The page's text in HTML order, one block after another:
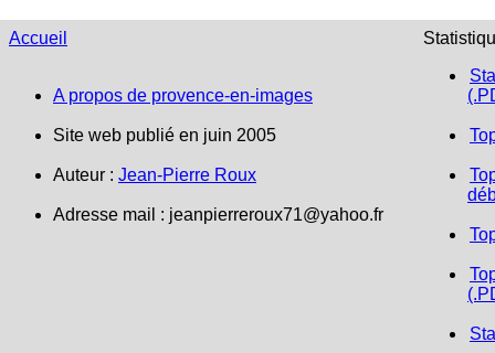
Accueil
A propos de provence-en-images
Site web publié en juin 2005
Auteur : Jean-Pierre Roux
Adresse mail : jeanpierreroux71@yahoo.fr